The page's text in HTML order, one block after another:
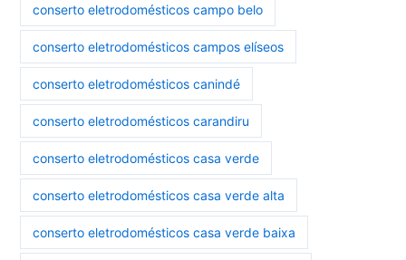
conserto eletrodomésticos campo belo
conserto eletrodomésticos campos elíseos
conserto eletrodomésticos canindé
conserto eletrodomésticos carandiru
conserto eletrodomésticos casa verde
conserto eletrodomésticos casa verde alta
conserto eletrodomésticos casa verde baixa